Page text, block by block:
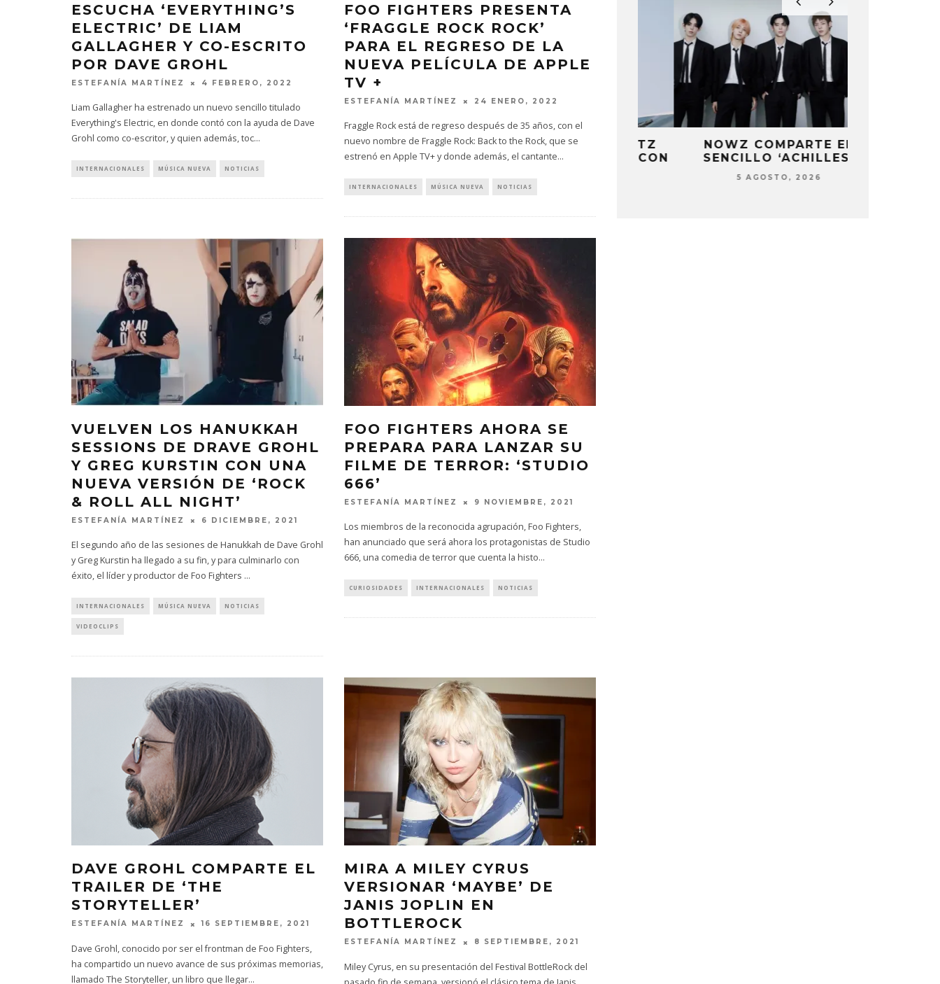
ESCUCHA ‘EVERYTHING’S
ELECTRIC’ DE LIAM
GALLAGHER Y CO-ESCRITO
POR DAVE GROHL
ESTEFANÍA MARTÍNEZ 4 FEBRERO, 2022
Liam Gallagher ha estrenado un nuevo sencillo titulado
Everything's Electric, en donde contó con la ayuda de Dave
Grohl como co-escritor, y quien además, toc...
INTERNACIONALES MÚSICA NUEVA NOTICIAS
FOO FIGHTERS PRESENTA
‘FRAGGLE ROCK ROCK’
PARA EL REGRESO DE LA
NUEVA PELÍCULA DE APPLE
TV +
ESTEFANÍA MARTÍNEZ 24 ENERO, 2022
Fraggle Rock está de regreso después de 35 años, con el
nuevo nombre de Fraggle Rock: Back to the Rock, que se
estrenó en Apple TV+ y donde además, el cantante...
INTERNACIONALES MÚSICA NUEVA NOTICIAS
VUELVEN LOS HANUKKAH
SESSIONS DE DRAVE GROHL
Y GREG KURSTIN CON UNA
NUEVA VERSIÓN DE ‘ROCK
& ROLL ALL NIGHT’
ESTEFANÍA MARTÍNEZ 6 DICIEMBRE, 2021
El segundo año de las sesiones de Hanukkah de Dave Grohl
y Greg Kurstin ha llegado a su fin, y para culminarlo con
éxito, el líder y productor de Foo Fighters ...
INTERNACIONALES MÚSICA NUEVA NOTICIAS
VIDEOCLIPS
FOO FIGHTERS AHORA SE
PREPARA PARA LANZAR SU
FILME DE TERROR: ‘STUDIO
666’
ESTEFANÍA MARTÍNEZ 9 NOVIEMBRE, 2021
Los miembros de la reconocida agrupación, Foo Fighters,
han anunciado que será ahora los protagonistas de Studio
666, una comedia de terror que cuenta la histo...
CURIOSIDADES INTERNACIONALES NOTICIAS
DAVE GROHL COMPARTE EL
TRAILER DE ‘THE
STORYTELLER’
ESTEFANÍA MARTÍNEZ 16 SEPTIEMBRE, 2021
Dave Grohl, conocido por ser el frontman de Foo Fighters,
ha compartido un nuevo avance de sus próximas memorias,
llamado The Storyteller, un libro que llegar...
MIRA A MILEY CYRUS
VERSIONAR ‘MAYBE’ DE
JANIS JOPLIN EN
BOTTLEROCK
ESTEFANÍA MARTÍNEZ 8 SEPTIEMBRE, 2021
Miley Cyrus, en su presentación del Festival BottleRock del
KISS OF LIFE LANZA EL
CHANGING PLACES IN THE
FIRE LANZA ‘A CASE
AGAINST THE WORLD’
5 AGOSTO, 2026
OZUNA Y OMAR COURTZ
ENCIENDEN EL VERANO CON
5 AGOSTO, 2026
NOWZ COMPARTE EL
SENCILLO ‘ACHILLES’
5 AGOSTO, 2026